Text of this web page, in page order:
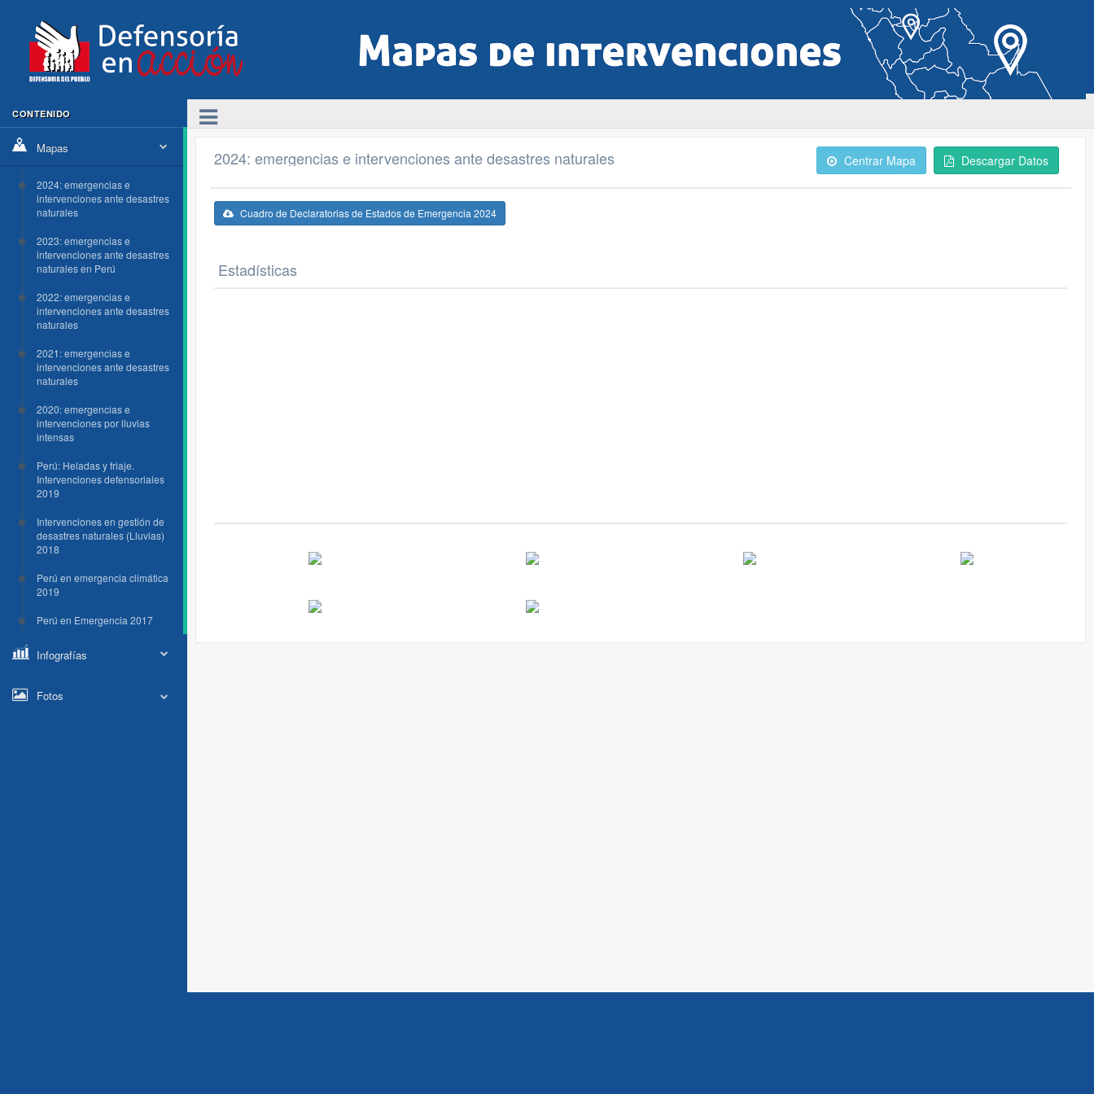
CONTENIDO
Mapas
2024: emergencias e
intervenciones ante desastres
naturales
2023: emergencias e
intervenciones ante desastres
naturales en Perú
2022: emergencias e
intervenciones ante desastres
naturales
2021: emergencias e
intervenciones ante desastres
naturales
2020: emergencias e
intervenciones por lluvias
intensas
Perú: Heladas y friaje.
Intervenciones defensoriales
2019
Intervenciones en gestión de
desastres naturales (Lluvias)
2018
Perú en emergencia climática
2019
Perú en Emergencia 2017
Infografías
Fotos
2024: emergencias e intervenciones ante desastres naturales Centrar Mapa Descargar Datos
Cuadro de Declaratorias de Estados de Emergencia 2024
Estadísticas